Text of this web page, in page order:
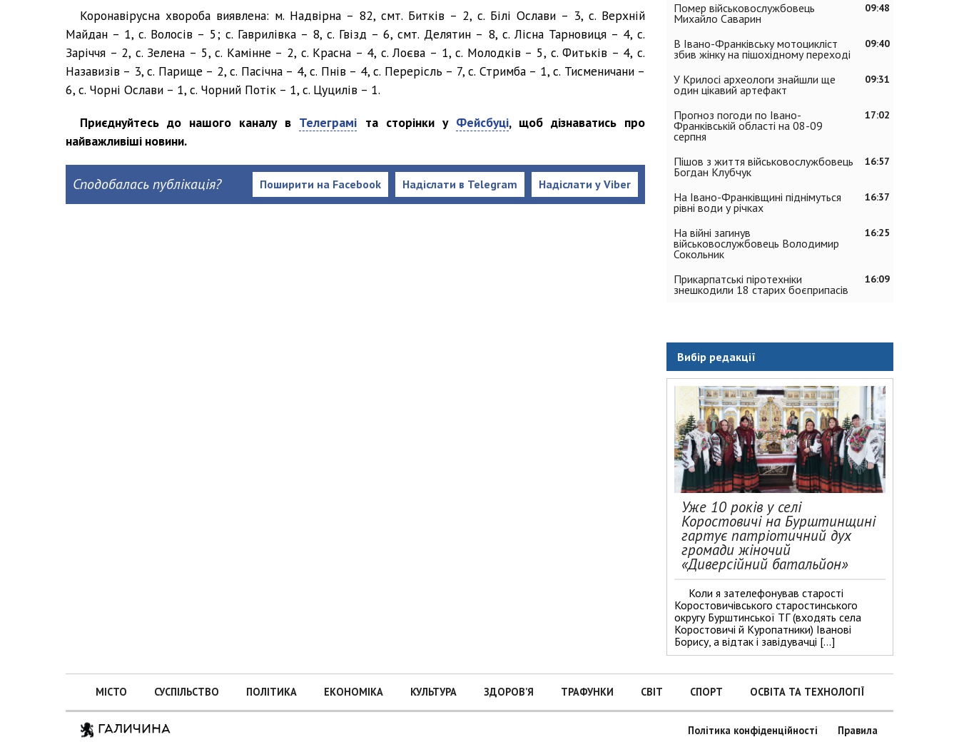
Коронавірусна хвороба виявлена: м. Надвірна – 82, смт. Битків – 2, с. Білі Ослави – 3, с. Верхній
Майдан – 1, с. Волосів – 5; с. Гаврилівка – 8, с. Гвізд – 6, смт. Делятин – 8, с. Лісна Тарновиця – 4, с.
Заріччя – 2, с. Зелена – 5, с. Камінне – 2, с. Красна – 4, с. Лоєва – 1, с. Молодків – 5, с. Фитьків – 4, с.
Назавизів – 3, с. Парище – 2, с. Пасічна – 4, с. Пнів – 4, с. Перерісль – 7, с. Стримба – 1, с. Тисменичани –
6, с. Чорні Ослави – 1, с. Чорний Потік – 1, с. Цуцилів – 1.
Приєднуйтесь до нашого каналу в Телеграмі та сторінки у Фейсбуці, щоб дізнаватись про
найважливіші новини.
Сподобалась публікація? Надіслати у Viber
Надіслати в Telegram
Поширити на Facebook
09:48
Помер військовослужбовець
Михайло Саварин
09:40
В Івано-Франківську мотоцикліст
збив жінку на пішохідному переході
09:31
У Крилосі археологи знайшли ще
один цікавий артефакт
17:02
Прогноз погоди по Івано-
Франківській області на 08-09
серпня
16:57
Пішов з життя військовослужбовець
Богдан Клубчук
16:37
На Івано-Франківщині піднімуться
рівні води у річках
16:25
На війні загинув
військовослужбовець Володимир
Сокольник
16:09
Прикарпатські піротехніки
знешкодили 18 старих боєприпасів
Вибір редакції
Уже 10 років у селі
Коростовичі на Бурштинщині
гартує патріотичний дух
громади жіночий
«Диверсійний батальйон»
Коли я зателефонував старості
Коростовичівського старостинського
округу Бурштинської ТГ (входять села
Коростовичі й Куропатники) Іванові
Борису, а відтак і завідувачці […]
МІСТО СУСПІЛЬСТВО ПОЛІТИКА ЕКОНОМІКА КУЛЬТУРА ЗДОРОВ’Я ТРАФУНКИ СВІТ СПОРТ ОСВІТА ТА ТЕХНОЛОГІЇ
ГАЛИЧИНА Політика конфіденційності Правила